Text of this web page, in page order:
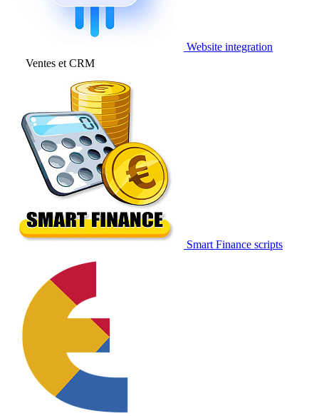
Website integration
Ventes et CRM
Smart Finance scripts